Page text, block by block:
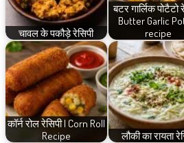
चावल के पकौड़े रेसिपी
बटर गार्लिक पोटैटो
Butter Garlic
recipe
कॉर्न रोल रेसिपी | Corn Roll
Recipe
लौकी का रायता